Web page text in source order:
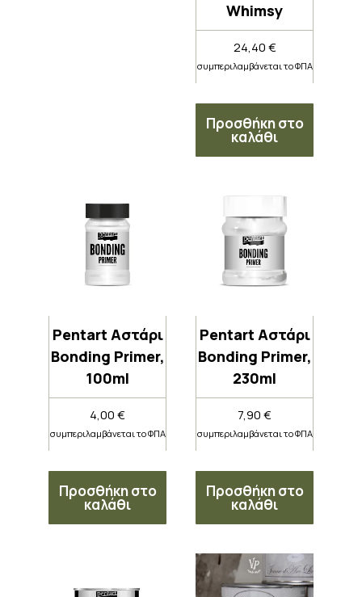
Whimsy
24,40€
συμπεριλαμβάνεται το ΦΠΑ
Προσθήκη στο
καλάθι
Pentart Αστάρι
Bonding Primer,
100ml
4,00€
συμπεριλαμβάνεται το ΦΠΑ
Προσθήκη στο
καλάθι
Pentart Αστάρι
Bonding Primer,
230ml
7,90€
συμπεριλαμβάνεται το ΦΠΑ
Προσθήκη στο
καλάθι